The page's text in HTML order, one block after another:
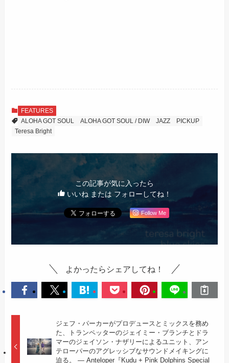
FEATURES
ALOHA GOT SOUL
ALOHA GOT SOUL / DIW JAZZ
PICKUP
Teresa Bright
この記事が気に入ったら
いいね または フォローしてね！
Follow Me
よかったらシェアしてね！
ジェフ・パーカーがプロデュースとミックスを務め
た、トランペッターのジェイミー・ブランチとドラ
マーのジェイソン・ナザリーによるユニット、アン
テローパーのアグレッシブなサウンドメイキングに
迫る。 — Anteloper『Kudu + Pink Dolphins Special